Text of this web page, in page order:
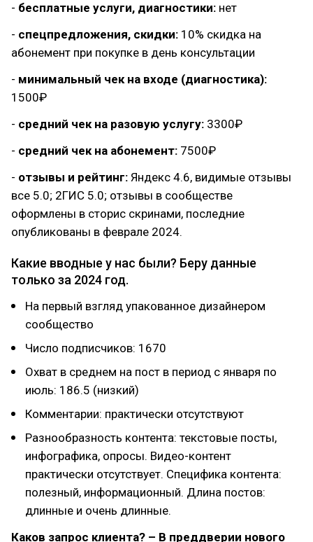
- бесплатные услуги, диагностики: нет
- спецпредложения, скидки: 10% скидка на
абонемент при покупке в день консультации
- минимальный чек на входе (диагностика):
1500₽
- средний чек на разовую услугу: 3300₽
- средний чек на абонемент: 7500₽
- отзывы и рейтинг: Яндекс 4.6, видимые отзывы
все 5.0; 2ГИС 5.0; отзывы в сообществе
оформлены в сторис скринами, последние
опубликованы в феврале 2024.
Какие вводные у нас были? Беру данные
только за 2024 год.
На первый взгляд упакованное дизайнером
сообщество
Число подписчиков: 1670
Охват в среднем на пост в период с января по
июль: 186.5 (низкий)
Комментарии: практически отсутствуют
Разнообразность контента: текстовые посты,
инфографика, опросы. Видео-контент
практически отсутствует. Специфика контента:
полезный, информационный. Длина постов:
длинные и очень длинные.
Каков запрос клиента? – В преддверии нового